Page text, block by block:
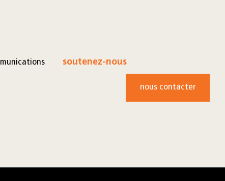
soutenez-nous
nous contacter